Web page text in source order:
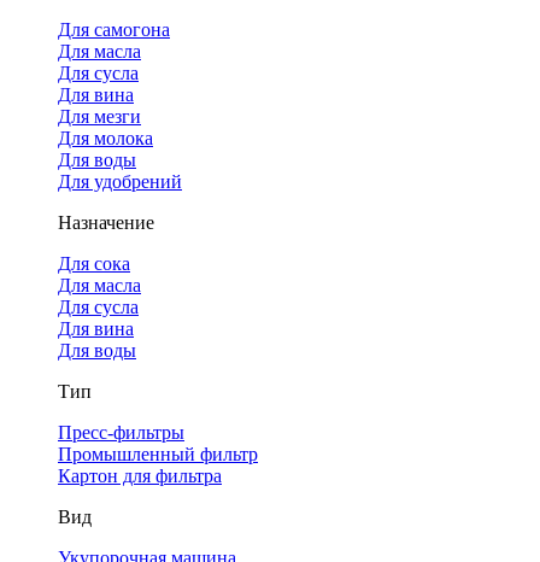
Для самогона
Для масла
Для сусла
Для вина
Для мезги
Для молока
Для воды
Для удобрений
Назначение
Для сока
Для масла
Для сусла
Для вина
Для воды
Тип
Пресс-фильтры
Промышленный фильтр
Картон для фильтра
Вид
Укупорочная машина